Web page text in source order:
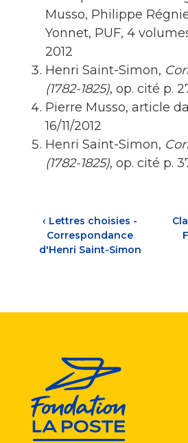
Musso, Philippe
Yonnet, PUF, 4
2012
Henri Saint-Simon,
(1782-1825), op. cité p.
Pierre Musso, article
16/11/2012
Henri Saint-Simon,
(1782-1825), op. cité p.
‹ Lettres choisies -
Correspondance
d'Henri Saint-Simon